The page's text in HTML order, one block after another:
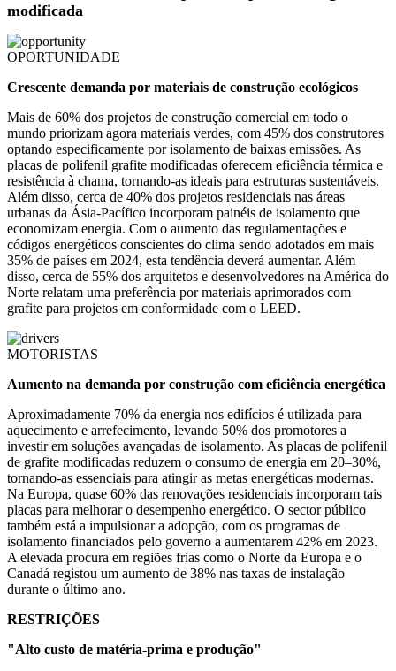
modificada
OPORTUNIDADE
Crescente demanda por materiais de construção ecológicos
Mais de 60% dos projetos de construção comercial em todo o
mundo priorizam agora materiais verdes, com 45% dos construtores
optando especificamente por isolamento de baixas emissões. As
placas de polifenil grafite modificadas oferecem eficiência térmica e
resistência à chama, tornando-as ideais para estruturas sustentáveis.
Além disso, cerca de 40% dos projetos residenciais nas áreas
urbanas da Ásia-Pacífico incorporam painéis de isolamento que
economizam energia. Com o aumento das regulamentações e
códigos energéticos conscientes do clima sendo adotados em mais
35% de países em 2024, esta tendência deverá aumentar. Além
disso, cerca de 55% dos arquitetos e desenvolvedores na América do
Norte relatam uma preferência por materiais aprimorados com
grafite para projetos em conformidade com o LEED.
MOTORISTAS
Aumento na demanda por construção com eficiência energética
Aproximadamente 70% da energia nos edifícios é utilizada para
aquecimento e arrefecimento, levando 50% dos promotores a
investir em soluções avançadas de isolamento. As placas de polifenil
de grafite modificadas reduzem o consumo de energia em 20–30%,
tornando-as essenciais para atingir as metas energéticas modernas.
Na Europa, quase 60% das renovações residenciais incorporam tais
placas para melhorar o desempenho energético. O sector público
também está a impulsionar a adopção, com os programas de
isolamento financiados pelo governo a aumentarem 42% em 2023.
A elevada procura em regiões frias como o Norte da Europa e o
Canadá registou um aumento de 38% nas taxas de instalação
durante o último ano.
RESTRIÇÕES
"Alto custo de matéria-prima e produção"